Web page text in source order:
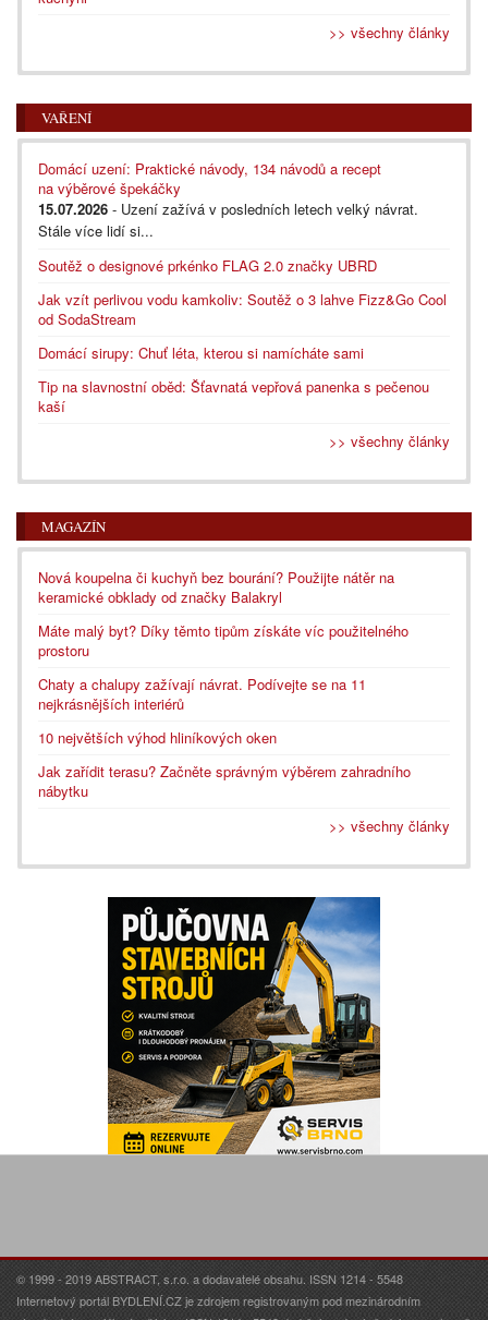
>> všechny články
VAŘENÍ
Domácí uzení: Praktické návody, 134 návodů a recept
na výběrové špekáčky
15.07.2026 - Uzení zažívá v posledních letech velký návrat.
Stále více lidí si...
Soutěž o designové prkénko FLAG 2.0 značky UBRD
Jak vzít perlivou vodu kamkoliv: Soutěž o 3 lahve Fizz&Go Cool
od SodaStream
Domácí sirupy: Chuť léta, kterou si namícháte sami
Tip na slavnostní oběd: Šťavnatá vepřová panenka s pečenou
kaší
>> všechny články
MAGAZÍN
Nová koupelna či kuchyň bez bourání? Použijte nátěr na
keramické obklady od značky Balakryl
Máte malý byt? Díky těmto tipům získáte víc použitelného
prostoru
Chaty a chalupy zažívají návrat. Podívejte se na 11
nejkrásnějších interiérů
10 největších výhod hliníkových oken
Jak zařídit terasu? Začněte správným výběrem zahradního
nábytku
>> všechny články
© 1999 - 2019 ABSTRACT, s.r.o. a dodavatelé obsahu. ISSN 1214 - 5548
Internetový portál BYDLENÍ.CZ je zdrojem registrovaným pod mezinárodním